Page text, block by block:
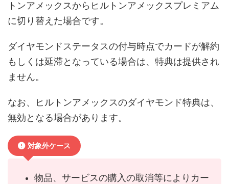
トンアメックスからヒルトンアメックスプレミアム
に切り替えた場合です。
ダイヤモンドステータスの付与時点でカードが解約
もしくは延滞となっている場合は、特典は提供され
ません。
なお、ヒルトンアメックスのダイヤモンド特典は、
無効となる場合があります。
対象外ケース
物品、サービスの購入の取消等によりカー